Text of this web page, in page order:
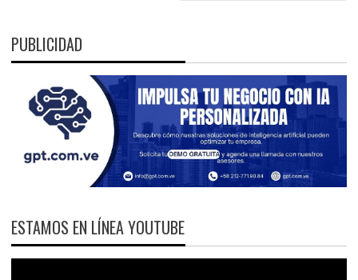
PUBLICIDAD
ESTAMOS EN LÍNEA YOUTUBE